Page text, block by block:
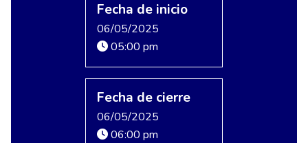
Fecha de inicio
06/05/2025
05:00 pm
Fecha de cierre
06/05/2025
06:00 pm